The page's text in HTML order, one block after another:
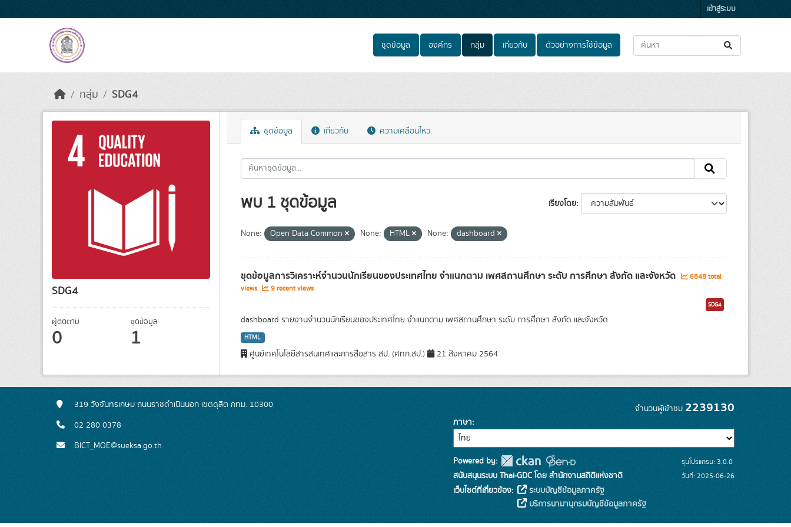
เข้าสู่ระบบ
ชุดข้อมูล องค์กร กลุ่ม เกี่ยวกับ ตัวอย่างการใช้ข้อมูล
กลุ่ม SDG4
SDG4
ผู้ติดตาม
0
ชุดข้อมูล
1
ชุดข้อมูล เกี่ยวกับ ความเคลื่อนไหว
เรียงโดย
พบ 1 ชุดข้อมูล
None: Open Data Common None: HTML None: dashboard
ชุดข้อมูลการวิเคราะห์จำนวนนักเรียนของประเทศไทย จำแนกตาม เพศสถานศึกษา ระดับ การศึกษา สังกัด และจังหวัด
6848 total
views
9 recent views
SDG4
dashboard รายงานจำนวนนักเรียนของประเทศไทย จำแนกตาม เพศสถานศึกษา ระดับ การศึกษา สังกัด และจังหวัด
HTML
ศูนย์เทคโนโลยีสารสนเทศและการสื่อสาร สป. (ศทก.สป.) 21 สิงหาคม 2564
319 วังจันทรเกษม ถนนราชดำเนินนอก เขตดุสิต กทม. 10300
02 280 0378
BICT_MOE@sueksa.go.th
จำนวนผู้เข้าชม 2239130
ภาษา
Powered by:
สนับสนุนระบบ Thai-GDC โดย สำนักงานสถิติแห่งชาติ
เว็บไซต์ที่เกี่ยวข้อง:
ระบบบัญชีข้อมูลภาครัฐ
บริการนามานุกรมบัญชีข้อมูลภาครัฐ
รุ่นโปรแกรม: 3.0.0
วันที่: 2025-06-26